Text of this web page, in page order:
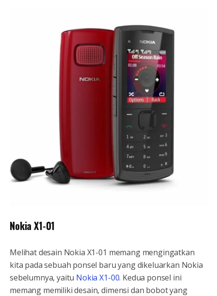
Nokia X1-01
Melihat desain Nokia X1-01 memang mengingatkan
kita pada sebuah ponsel baru yang dikeluarkan Nokia
sebelumnya, yaitu Nokia X1-00. Kedua ponsel ini
memang memiliki desain, dimensi dan bobot yang